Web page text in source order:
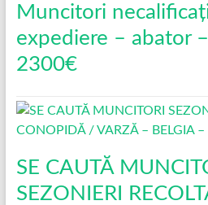
Muncitori
expediere – abator
2300€
SE CAUTĂ
SEZONIERI